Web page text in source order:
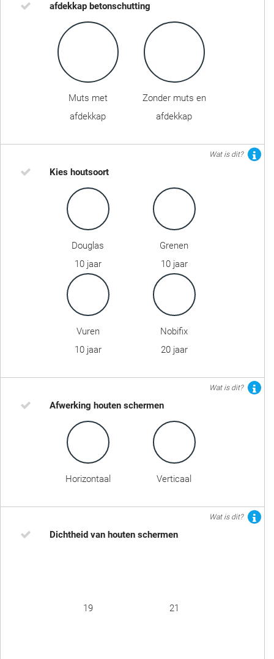
afdekkap betonschutting
Muts met
afdekkap
Zonder muts en
afdekkap
Wat is dit?
Kies houtsoort
Douglas
10 jaar
Grenen
10 jaar
Vuren
10 jaar
Nobifix
20 jaar
Wat is dit?
Afwerking houten schermen
Horizontaal Verticaal
Wat is dit?
Dichtheid van houten schermen
19 21